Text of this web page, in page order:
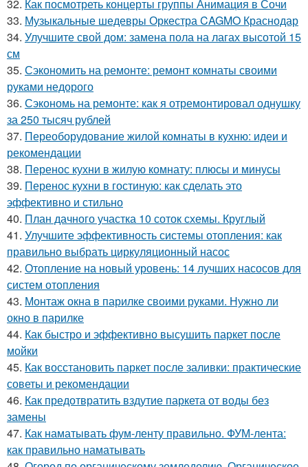
32. Как посмотреть концерты группы Анимация в Сочи
33. Музыкальные шедевры Оркестра CAGMO Краснодар
34. Улучшите свой дом: замена пола на лагах высотой 15
см
35. Сэкономить на ремонте: ремонт комнаты своими
руками недорого
36. Сэкономь на ремонте: как я отремонтировал однушку
за 250 тысяч рублей
37. Переоборудование жилой комнаты в кухню: идеи и
рекомендации
38. Перенос кухни в жилую комнату: плюсы и минусы
39. Перенос кухни в гостиную: как сделать это
эффективно и стильно
40. План дачного участка 10 соток схемы. Круглый
41. Улучшите эффективность системы отопления: как
правильно выбрать циркуляционный насос
42. Отопление на новый уровень: 14 лучших насосов для
систем отопления
43. Монтаж окна в парилке своими руками. Нужно ли
окно в парилке
44. Как быстро и эффективно высушить паркет после
мойки
45. Как восстановить паркет после заливки: практические
советы и рекомендации
46. Как предотвратить вздутие паркета от воды без
замены
47. Как наматывать фум-ленту правильно. ФУМ-лента:
как правильно наматывать